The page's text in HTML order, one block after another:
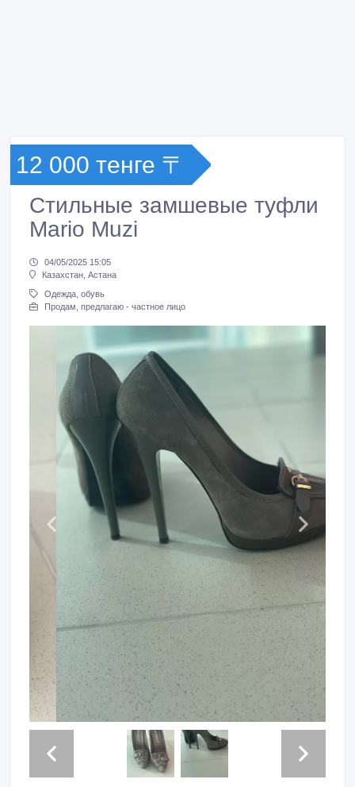
12 000 тенге 〒
Стильные замшевые туфли
Mario Muzi
04/05/2025 15:05
Казахстан, Астана
Одежда, обувь
Продам, предлагаю - частное лицо